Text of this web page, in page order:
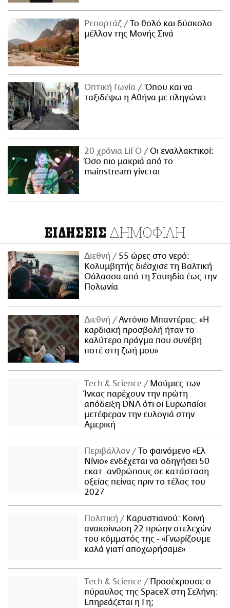
Ρεπορτάζ
Το θολό και δύσκολο
μέλλον της Μονής Σινά
Οπτική Γωνία
Όπου και να
ταξιδέψω η Αθήνα με πληγώνει
20 χρόνια LiFO
Οι εναλλακτικοί:
Όσο πιο μακριά από το
mainstream γίνεται
ΕΙΔΗΣΕΙΣ ΔΗΜΟΦΙΛΗ
Διεθνή
55 ώρες στο νερό:
Κολυμβητής διέσχισε τη Βαλτική
Θάλασσα από τη Σουηδία έως την
Πολωνία
Διεθνή
Αντόνιο Μπαντέρας: «Η
καρδιακή προσβολή ήταν το
καλύτερο πράγμα που συνέβη
ποτέ στη ζωή μου»
Τech & Science
Μούμιες των
Ίνκας παρέχουν την πρώτη
απόδειξη DNA ότι οι Ευρωπαίοι
μετέφεραν την ευλογιά στην
Αμερική
Περιβάλλον
Το φαινόμενο «Ελ
Νίνιο» ενδέχεται να οδηγήσει 50
εκατ. ανθρώπους σε κατάσταση
οξείας πείνας πριν το τέλος του
2027
Πολιτική
Καρυστιανού: Κοινή
ανακοίνωση 22 πρώην στελεχών
του κόμματός της - «Γνωρίζουμε
καλά γιατί αποχωρήσαμε»
Τech & Science
Προσέκρουσε ο
πύραυλος της SpaceX στη Σελήνη:
Επηρεάζεται η Γη;